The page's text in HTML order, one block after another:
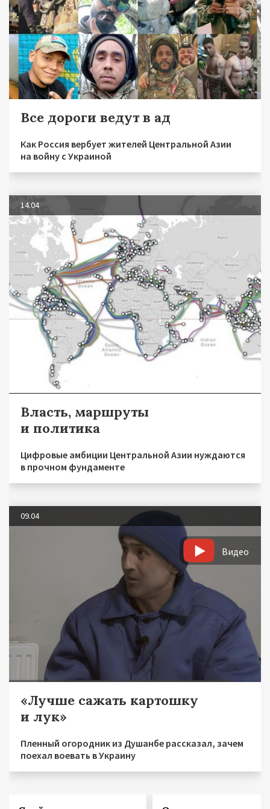
Все дороги ведут в ад
Как Россия вербует жителей Центральной Азии
на войну с Украиной
14.04
Власть, маршруты
и политика
Цифровые амбиции Центральной Азии нуждаются
в прочном фундаменте
09.04
Видео
«Лучше сажать картошку
и лук»
Пленный огородник из Душанбе рассказал, зачем
поехал воевать в Украину